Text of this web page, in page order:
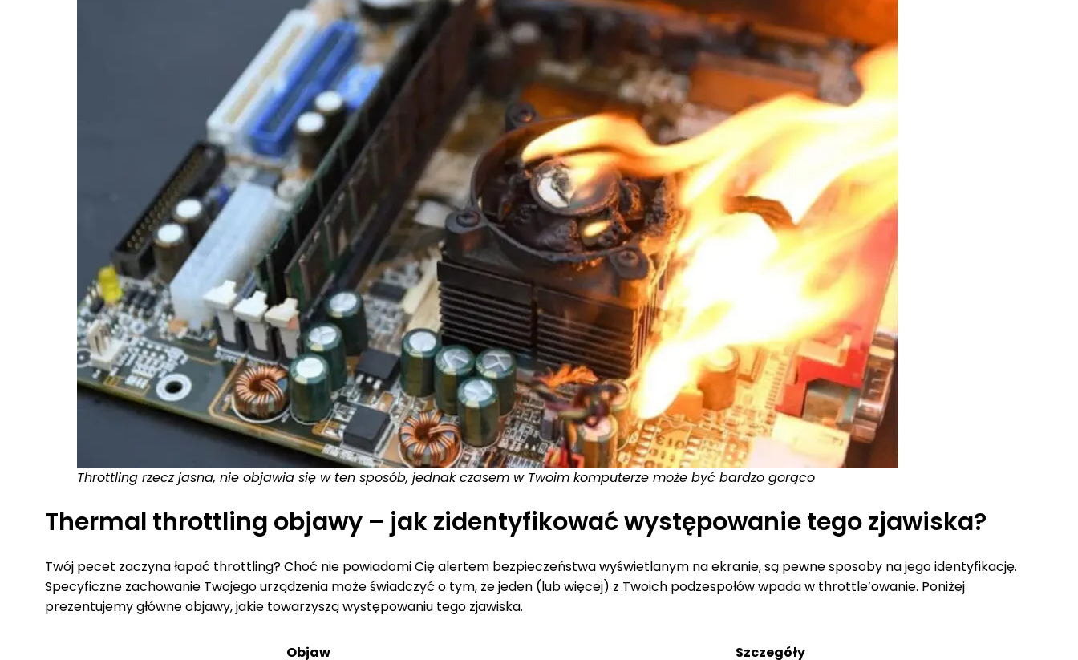
Throttling rzecz jasna, nie objawia się w ten sposób, jednak czasem w Twoim komputerze może być bardzo gorąco
Thermal throttling objawy – jak zidentyfikować występowanie tego zjawiska?
Twój pecet zaczyna łapać throttling? Choć nie powiadomi Cię alertem bezpieczeństwa wyświetlanym na ekranie, są pewne sposoby na jego identyfikację.
Specyficzne zachowanie Twojego urządzenia może świadczyć o tym, że jeden (lub więcej) z Twoich podzespołów wpada w throttle’owanie. Poniżej
prezentujemy główne objawy, jakie towarzyszą występowaniu tego zjawiska.
Objaw Szczegóły